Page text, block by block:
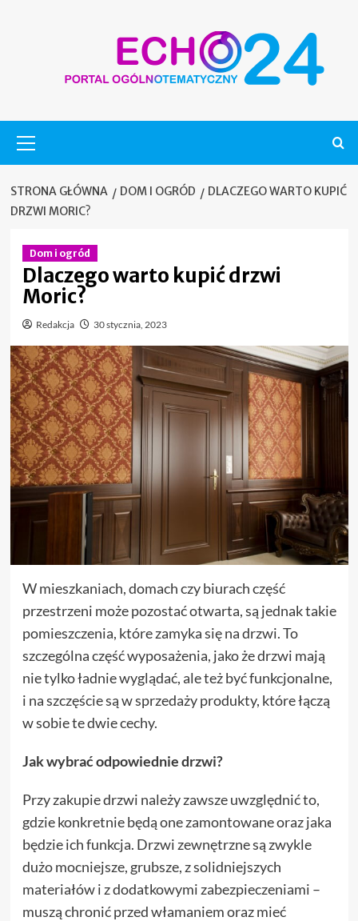
główne
STRONA GŁÓWNA DOM I OGRÓD
DLACZEGO WARTO KUPIĆ
DRZWI MORIC?
Dom i ogród
Dlaczego warto kupić drzwi
Moric?
Redakcja 30 stycznia, 2023
W mieszkaniach, domach czy biurach część
przestrzeni może pozostać otwarta, są jednak takie
pomieszczenia, które zamyka się na drzwi. To
szczególna część wyposażenia, jako że drzwi mają
nie tylko ładnie wyglądać, ale też być funkcjonalne,
i na szczęście są w sprzedaży produkty, które łączą
w sobie te dwie cechy.
Jak wybrać odpowiednie drzwi?
Przy zakupie drzwi należy zawsze uwzględnić to,
gdzie konkretnie będą one zamontowane oraz jaka
będzie ich funkcja. Drzwi zewnętrzne są zwykle
dużo mocniejsze, grubsze, z solidniejszych
materiałów i z dodatkowymi zabezpieczeniami –
muszą chronić przed włamaniem oraz mieć